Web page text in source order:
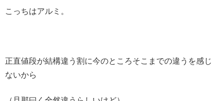
こっちはアルミ。
正直値段が結構違う割に今のところそこまでの違うを感じ
ないから